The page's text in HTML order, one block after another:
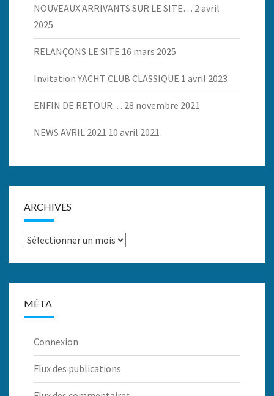
NOUVEAUX ARRIVANTS SUR LE SITE… 2 avril
2025
RELANÇONS LE SITE 16 mars 2025
Invitation YACHT CLUB CLASSIQUE 1 avril 2023
ENFIN DE RETOUR… 28 novembre 2021
NEWS AVRIL 2021 10 avril 2021
ARCHIVES
Archives
MÉTA
Connexion
Flux des publications